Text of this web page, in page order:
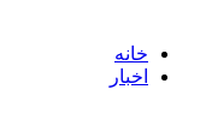
خانه
اخبار